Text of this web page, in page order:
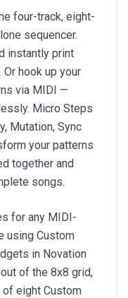
four-track, eight-
sequencer.
instantly print
hook up your
via MIDI —
Micro Steps
Mutation, Sync
your patterns
together and
songs.
for any MIDI-
using Custom
in Novation
of the 8x8 grid,
eight Custom